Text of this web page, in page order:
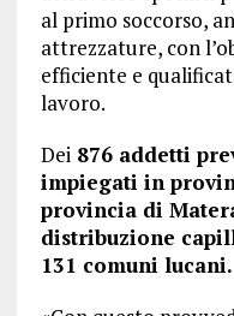
al primo soccorso,
attrezzature, con
efficiente e
lavoro.
Dei876 addetti
impiegati in
provincia di
distribuzione
131 comuni lucani.